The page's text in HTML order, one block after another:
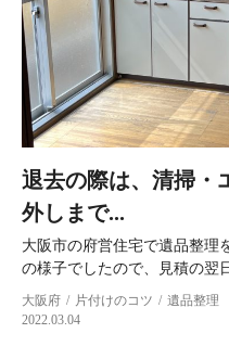
退去の際は、清掃・
外しまで...
大阪市の府営住宅で遺品整理
の様子でしたので、見積の翌
大阪府 片付けのコツ
遺品整理
2022.03.04